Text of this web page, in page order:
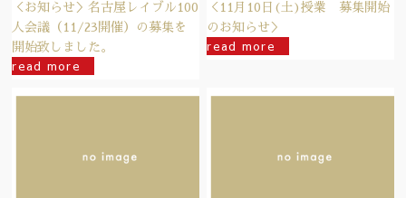
＜お知らせ＞名古屋レイブル100
人会議（11/23開催）の募集を
開始致しました。
read more
＜11月10日(土)授業 募集開始
のお知らせ＞
read more